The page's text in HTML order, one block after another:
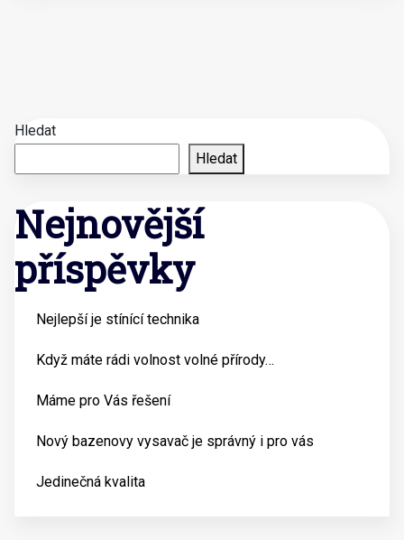
Hledat
Hledat
Nejnovější
příspěvky
Nejlepší je stínící technika
Když máte rádi volnost volné přírody…
Máme pro Vás řešení
Nový bazenovy vysavač je správný i pro vás
Jedinečná kvalita